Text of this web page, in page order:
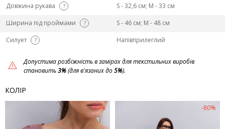
Довжина рукава
?
S - 32,6 см; M - 33 см
Ширина під проймами
?
S - 46 см; M - 48 см
Силует
? Напівприлеглий
Допустима розбіжність в замірах для текстильних виробів
становить3%(для в'язаних до5%).
КОЛІР
-80% -80%